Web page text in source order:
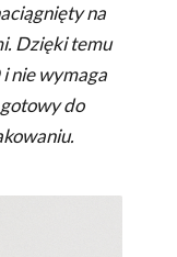
na
Dzięki temu
nie wymaga
do